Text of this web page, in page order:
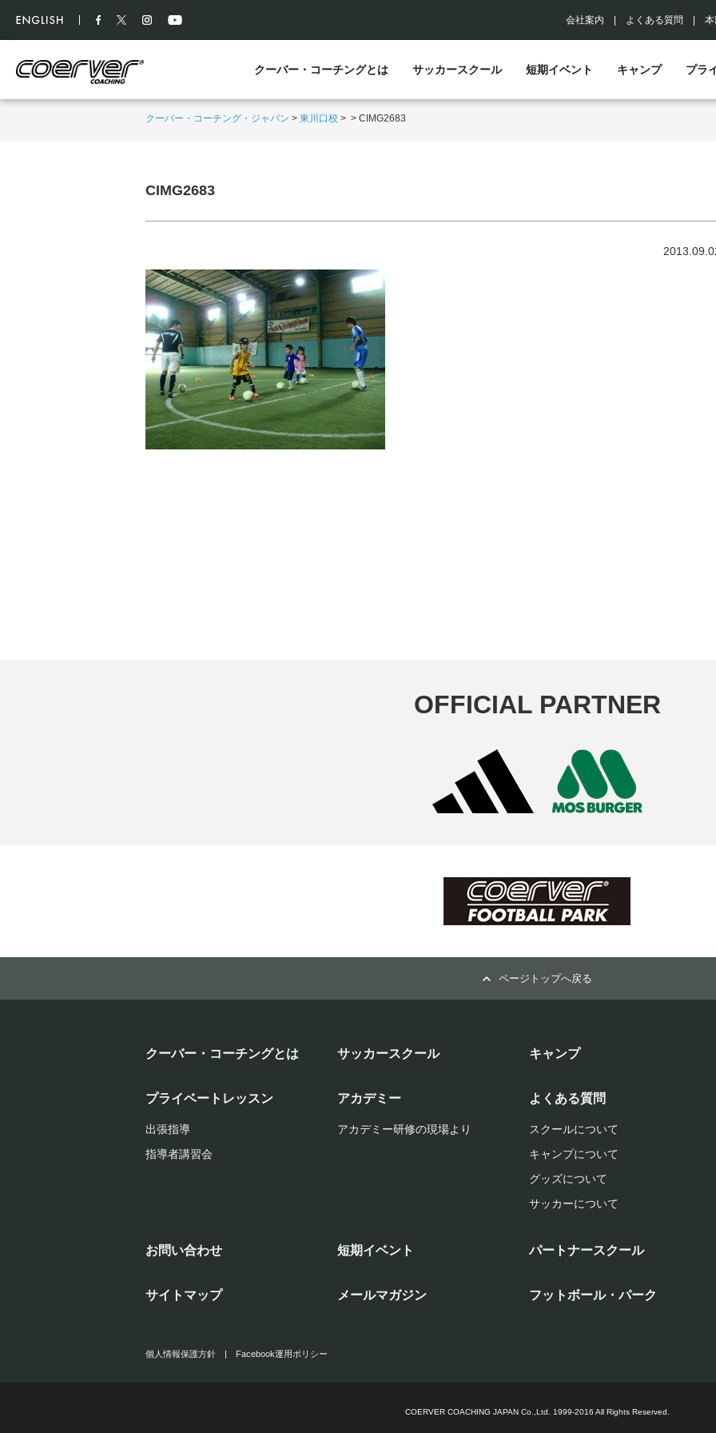
会社案内 よくある質問
クーバー・コーチングとは サッカースクール 短期イベント キャンプ プラ
クーバー・コーチング・ジャパン > 東川口校 > > CIMG2683
CIMG2683
OFFICIAL PARTNER
ページトップへ戻る
クーバー・コーチングとは サッカースクール キャンプ
プライベートレッスン
出張指導
指導者講習会
アカデミー
アカデミー研修の現場より
よくある質問
スクールについて
キャンプについて
グッズについて
サッカーについて
お問い合わせ 短期イベント パートナースクール
サイトマップ メールマガジン フットボール・パーク
個人情報保護方針 | Facebook運用ポリシー
COERVER COACHING JAPAN Co.,Ltd. 1999-2016 All Rights Reserved.